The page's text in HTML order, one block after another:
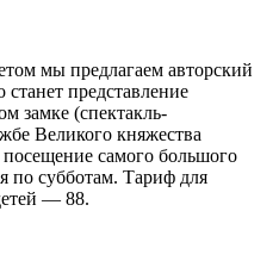
мы предлагаем авторский
представление
замке (спектакль-
Великого княжества
самого большого
по субботам. Тариф для
— 88.